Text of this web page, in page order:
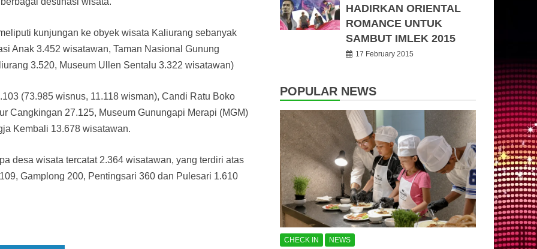
kunjungan ke obyek wisata Kaliurang sebanyak
Anak 3.452 wisatawan, Taman Nasional Gunung
3.520, Museum Ullen Sentalu 3.322 wisatawan)
(73.985 wisnus, 11.118 wisman), Candi Ratu Boko
Cangkingan 27.125, Museum Gunungapi Merapi (MGM)
Kembali 13.678 wisatawan.
desa wisata tercatat 2.364 wisatawan, yang terdiri atas
Gamplong 200, Pentingsari 360 dan Pulesari 1.610
HADIRKAN ORIENTAL
ROMANCE UNTUK
SAMBUT IMLEK 2015
17 February 2015
POPULAR NEWS
CHECK IN NEWS